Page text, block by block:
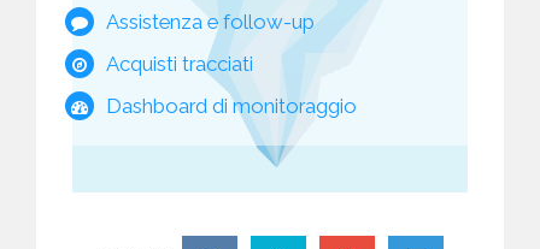
Assistenza e follow-up
Acquisti tracciati
Dashboard di monitoraggio